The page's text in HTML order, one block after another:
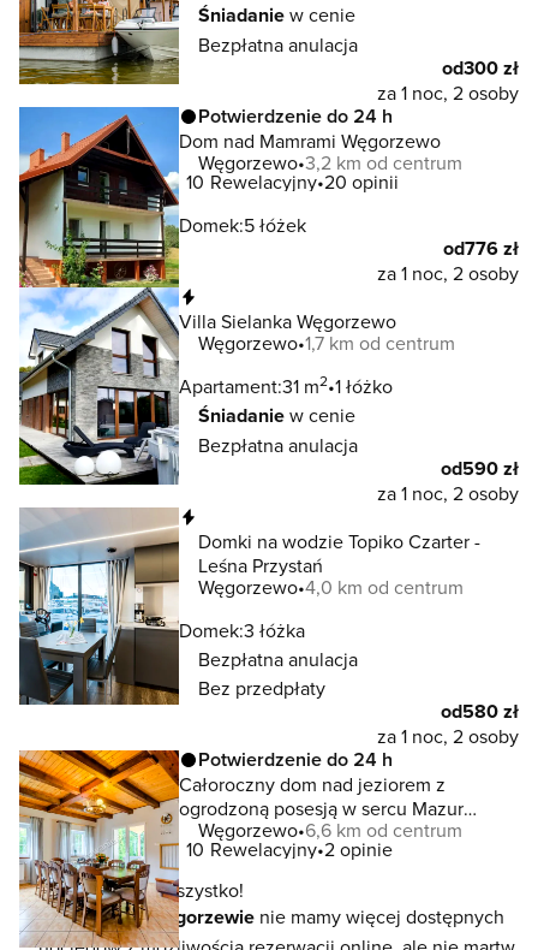
Śniadaniew cenie
Bezpłatna anulacja
od300 zł
za 1 noc, 2 osoby
Potwierdzenie do 24 h
Dom nad Mamrami Węgorzewo
Węgorzewo 3,2 km od centrum
10 Rewelacyjny 20 opinii
Domek:5 łóżek
od776 zł
za 1 noc, 2 osoby
Villa Sielanka Węgorzewo
Węgorzewo 1,7 km od centrum
Apartament:31 m2 1 łóżko
Śniadaniew cenie
Bezpłatna anulacja
od590 zł
za 1 noc, 2 osoby
Domki na wodzie Topiko Czarter -
Leśna Przystań
Węgorzewo 4,0 km od centrum
Domek:3 łóżka
Bezpłatna anulacja
Bez przedpłaty
od580 zł
za 1 noc, 2 osoby
Potwierdzenie do 24 h
Całoroczny dom nad jeziorem z
ogrodzoną posesją w sercu Mazur
Węgorzewo
Węgorzewo 6,6 km od centrum
10 Rewelacyjny 2 opinie
To jeszcze nie wszystko!
W lokalizacjiWęgorzewie nie mamy więcej dostępnych